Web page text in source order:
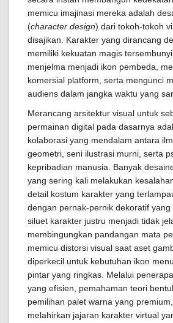
memicu imajinasi mereka adalah
(character design) dari tokoh-tokoh
disajikan. Karakter yang dirancang
memiliki kekuatan magis
menjelma menjadi ikon pembeda,
komersial platform, serta mengunci
audiens dalam jangka waktu yang
Merancang arsitektur visual untuk
permainan digital pada dasarnya
kolaborasi yang mendalam antara
geometri, seni ilustrasi murni, serta
kepribadian manusia. Banyak
yang sering kali melakukan
detail kostum karakter yang
dengan pernak-pernik dekoratif yang
siluet karakter justru menjadi tidak
membingungkan pandangan mata
memicu distorsi visual saat aset
diperkecil untuk kebutuhan ikon
pintar yang ringkas. Melalui
yang efisien, pemahaman teori
pemilihan palet warna yang
melahirkan jajaran karakter virtual